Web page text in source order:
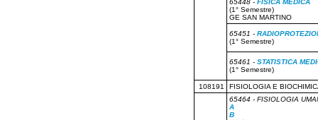
65448 - FISICA MEDICA
(1° Semestre)
GE SAN MARTINO
65451 -
(1° Semestre)
65461 - STATISTICA
(1° Semestre)
108191
FISIOLOGIA E
65464 - FISIOLOGIA
A
B